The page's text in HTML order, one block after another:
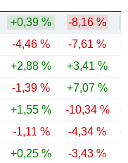
+0,39 % -8,16 %
-4,46 % -7,61 %
+2,88 % +3,41 %
-1,39 % +7,07 %
+1,55 % -10,34 %
-1,11 % -4,34 %
+0,25 % -3,43 %